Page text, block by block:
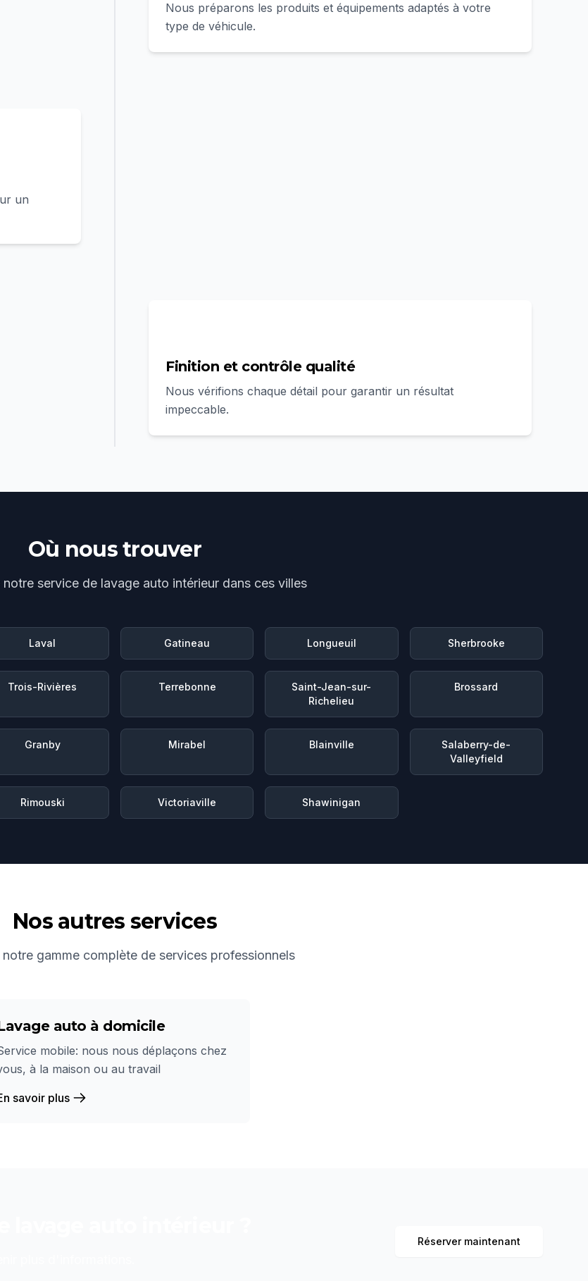
Nous préparons les produits et équipements adaptés à votre
type de véhicule.
un
Finition et contrôle qualité
Nous vérifions chaque détail pour garantir un résultat
impeccable.
Où nous trouver
service de lavage auto intérieurdans ces villes
Laval Gatineau Longueuil Sherbrooke
Trois-Rivières Terrebonne
Saint-Jean-sur-
Richelieu
Brossard
Granby Mirabel Blainville
Salaberry-de-
Valleyfield
Rimouski Victoriaville Shawinigan
Nos autres services
gamme complète de services professionnels
auto à domicile
mobile: nous nous déplaçons chez
à la maison ou au travail
savoir plus
Réserver maintenant